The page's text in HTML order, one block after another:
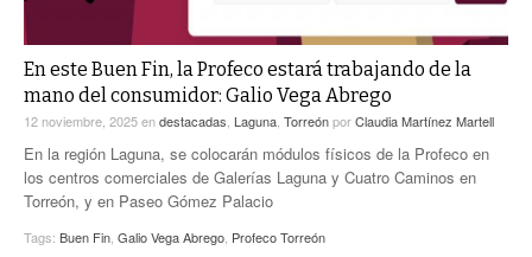
A TODA LEY
ACTUALIDADES GREM
PULSO
LA MEJOR INFORMACIÓN
En este Buen Fin, la Profeco estará trabajando de la
mano del consumidor: Galio Vega Abrego
12 noviembre, 2025endestacadas Laguna TorreónporClaudia Martínez Martell
En la región Laguna, se colocarán módulos físicos de la Profeco en
los centros comerciales de Galerías Laguna y Cuatro Caminos en
Torreón, y en Paseo Gómez Palacio
Tags: Buen Fin Galio Vega Abrego Profeco Torreón